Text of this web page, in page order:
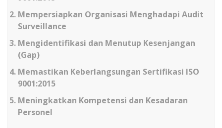
Mempersiapkan Organisasi Menghadapi Audit
Surveillance
Mengidentifikasi dan Menutup Kesenjangan
(Gap)
Memastikan Keberlangsungan Sertifikasi ISO
9001:2015
Meningkatkan Kompetensi dan Kesadaran
Personel